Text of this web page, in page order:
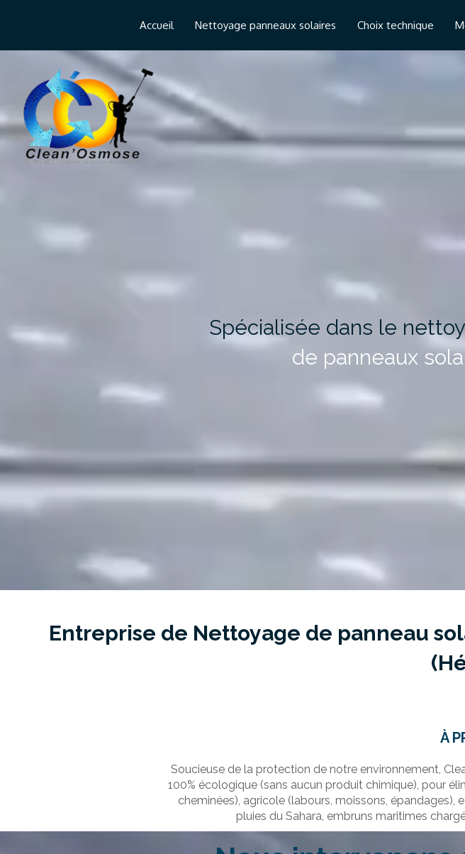
Accueil Nettoyage panneaux solaires Choix technique
Spécialisée dans le
de panneaux
Entreprise de Nettoyage de panneau
À
Soucieuse de la protection de notre environnement,
100% écologique (sans aucun produit chimique), pour
cheminées), agricole (labours, moissons, épandages),
pluies du Sahara, embruns maritimes